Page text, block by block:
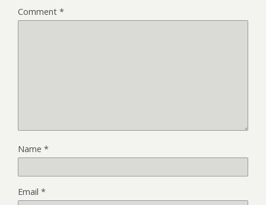
Comment *
Name *
Email *